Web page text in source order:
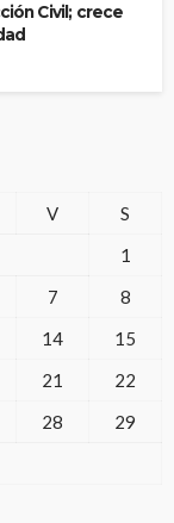
Civil; crece
V
S
1
7
8
14
15
21
22
28
29